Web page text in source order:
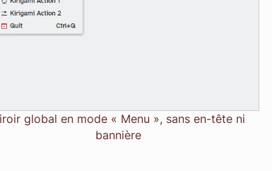
global en mode « Menu », sans en-tête ni
bannière